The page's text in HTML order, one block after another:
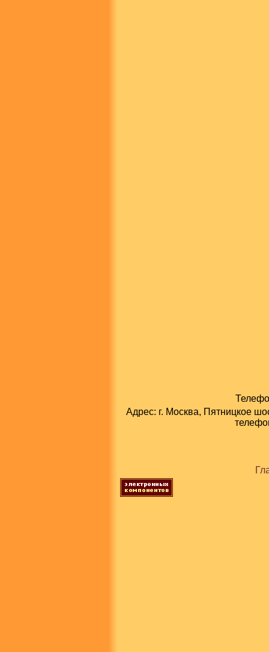
Адрес: г. Москва, Пятницкое